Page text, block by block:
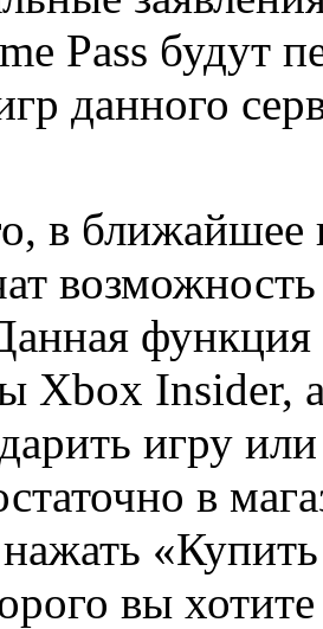
Pass будут
данного
в ближайшее
Xbox Insider,
игру
в
вы